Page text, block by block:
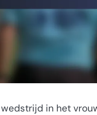
in het